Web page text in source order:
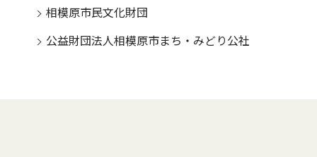
相模原市民文化財団
公益財団法人相模原市まち・みどり公社